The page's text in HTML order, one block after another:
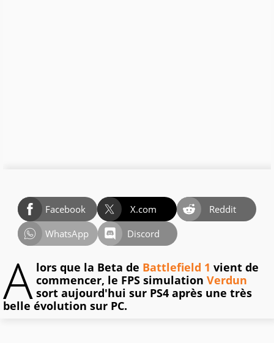
Facebook X.com
Reddit
WhatsApp
Discord
A lors que la Beta de Battlefield 1 vient de
commencer, le FPS simulation Verdun
sort aujourd'hui sur PS4 après une très
belle évolution sur PC.